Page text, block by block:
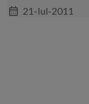
21-Iul-2011